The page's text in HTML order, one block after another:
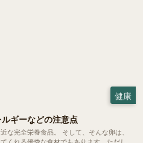
健康
ギーなどの注意点
。 そして、そんな卵は、